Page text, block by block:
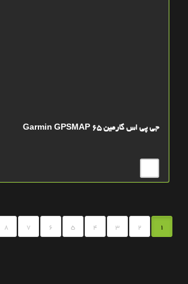
جی پی اس گارمین Garmin GPSMAP 65
1
2
3
4
5
6
7
8